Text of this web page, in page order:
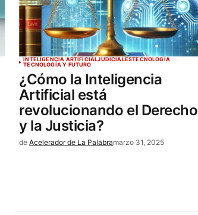
INTELIGENCIA ARTIFICIALJUDICIALESTECNOLOGÍA
TECNOLOGÍA Y FUTURO
¿Cómo la Inteligencia
Artificial está
revolucionando el Derecho
y la Justicia?
de Acelerador de La Palabramarzo 31, 2025